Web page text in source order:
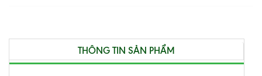
THÔNG TIN SẢN PHẨM